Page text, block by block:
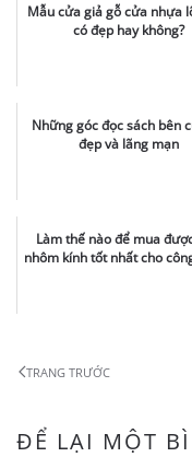
Mẫu cửa giả gỗ cửa nhựa
có đẹp hay không?
Những góc đọc sách bên
đẹp và lãng mạn
Làm thế nào để mua
nhôm kính tốt nhất cho
TRANG TRƯỚC
ĐỂ LẠI MỘT